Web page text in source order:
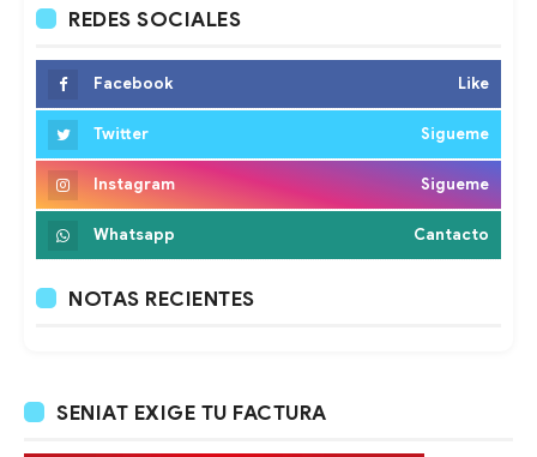
REDES SOCIALES
Facebook Like
Twitter Sigueme
Instagram Sigueme
Whatsapp Cantacto
NOTAS RECIENTES
SENIAT EXIGE TU FACTURA